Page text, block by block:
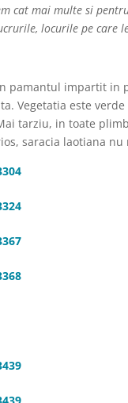
cat mai multe si
locurile pe care
pamantul impartit in
Vegetatia este
tarziu, in toate
saracia laotiana